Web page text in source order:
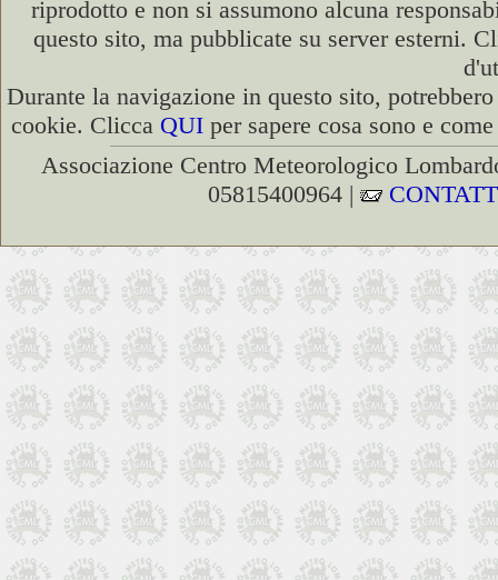
riprodotto e non si assumono alcuna
questo sito, ma pubblicate su server esterni.
Durante la navigazione in questo sito,
cookie. Clicca QUI per sapere cosa sono e
Associazione Centro Meteorologico
05815400964 |